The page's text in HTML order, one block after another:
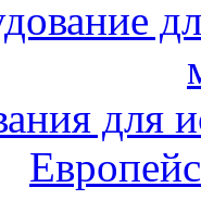
для